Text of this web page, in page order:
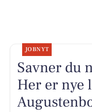
JOBNYT
Savner du
Her er nye